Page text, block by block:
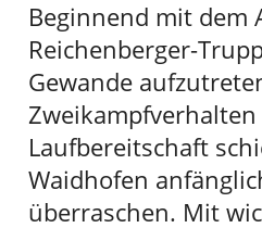
Beginnend mit dem
Reichenberger-
Gewande
Laufbereitschaft
Waidhofen
überraschen. Mit